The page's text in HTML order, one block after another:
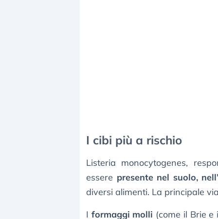
I cibi più a rischio
Listeria monocytogenes,
essere presente nel suolo,
diversi alimenti. La principale
I formaggi molli (come il Brie e